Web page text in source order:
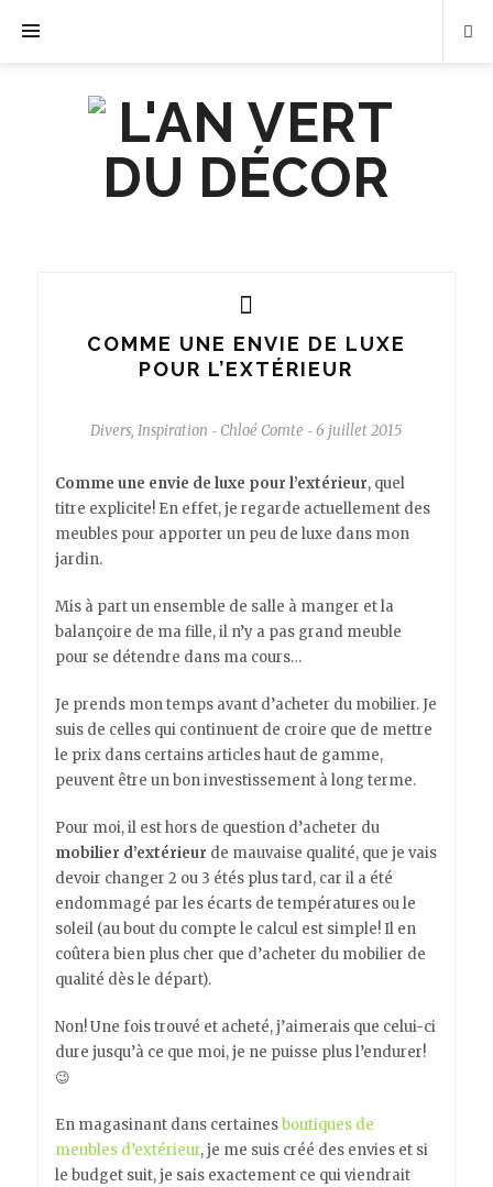
COMME UNE ENVIE DE LUXE
POUR L’EXTÉRIEUR
Divers,Inspiration - Chloé Comte - 6 juillet 2015
Comme une envie de luxe pour l’extérieur, quel
titre explicite! En effet, je regarde actuellement des
meubles pour apporter un peu de luxe dans mon
jardin.
Mis à part un ensemble de salle à manger et la
balançoire de ma fille, il n’y a pas grand meuble
pour se détendre dans ma cours…
Je prends mon temps avant d’acheter du mobilier. Je
suis de celles qui continuent de croire que de mettre
le prix dans certains articles haut de gamme,
peuvent être un bon investissement à long terme.
Pour moi, il est hors de question d’acheter du
mobilier d’extérieur de mauvaise qualité, que je vais
devoir changer 2 ou 3 étés plus tard, car il a été
endommagé par les écarts de températures ou le
soleil (au bout du compte le calcul est simple! Il en
coûtera bien plus cher que d’acheter du mobilier de
qualité dès le départ).
Non! Une fois trouvé et acheté, j’aimerais que celui-ci
dure jusqu’à ce que moi, je ne puisse plus l’endurer!
😉
En magasinant dans certainesboutiques de
meubles d’extérieur, je me suis créé des envies et si
le budget suit, je sais exactement ce qui viendrait